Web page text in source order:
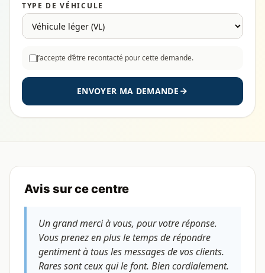
TYPE DE VÉHICULE
J’accepte d’être recontacté pour cette demande.
ENVOYER MA DEMANDE
Avis sur ce centre
Un grand merci à vous, pour votre réponse.
Vous prenez en plus le temps de répondre
gentiment à tous les messages de vos clients.
Rares sont ceux qui le font. Bien cordialement.